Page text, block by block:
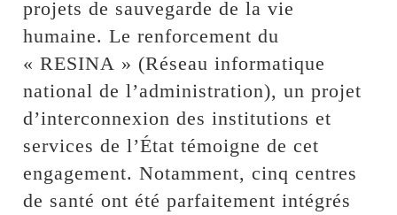
projets de sauvegarde de la vie
humaine. Le renforcement du
« RESINA » (Réseau informatique
national de l’administration), un projet
d’interconnexion des institutions et
services de l’État témoigne de cet
engagement. Notamment, cinq centres
de santé ont été parfaitement intégrés